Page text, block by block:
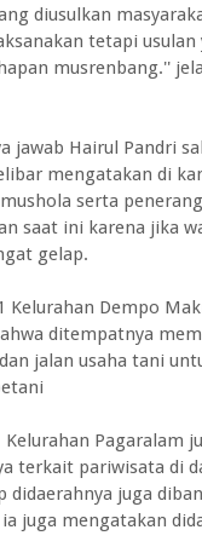
diusulkan
tetapi
musrenbang.''
jawab Hairul Pandri
mengatakan di
serta
saat ini karena jika
gelap.
Kelurahan Dempo
ditempatnya
jalan usaha tani
Kelurahan Pagaralam
terkait pariwisata di
didaerahnya juga
juga mengatakan